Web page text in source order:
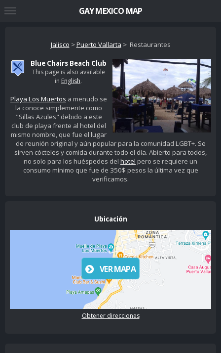
Jalisco >Puerto Vallarta > Restaurantes
Blue Chairs Beach Club
This page is also available
in English.
Playa Los Muertos a menudo se
la conoce simplemente como
"Sillas Azules" debido a este
club de playa frente al hotel del
mismo nombre, que fue el lugar
de reunión original y aún popular para la comunidad LGBT+. Se
sirven cócteles y comida durante todo el día. Abierto para todos,
no solo para los huéspedes del hotel pero se requiere un
consumo mínimo que fue de 350$ pesos la última vez que
verificamos.
Ubicación
VER MAPA
Obtener direcciones
GAY MEXICO MAP